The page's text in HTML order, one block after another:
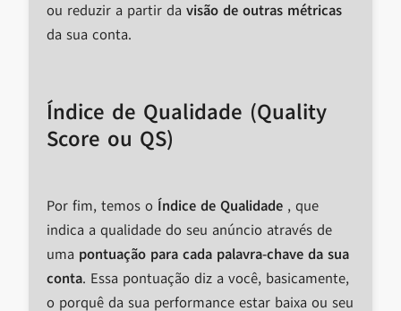
ou reduzir a partir da visão de outras métricas
da sua conta.
Índice de Qualidade (Quality
Score ou QS)
Por fim, temos o Índice de Qualidade , que
indica a qualidade do seu anúncio através de
uma pontuação para cada palavra-chave da sua
conta. Essa pontuação diz a você, basicamente,
o porquê da sua performance estar baixa ou seu